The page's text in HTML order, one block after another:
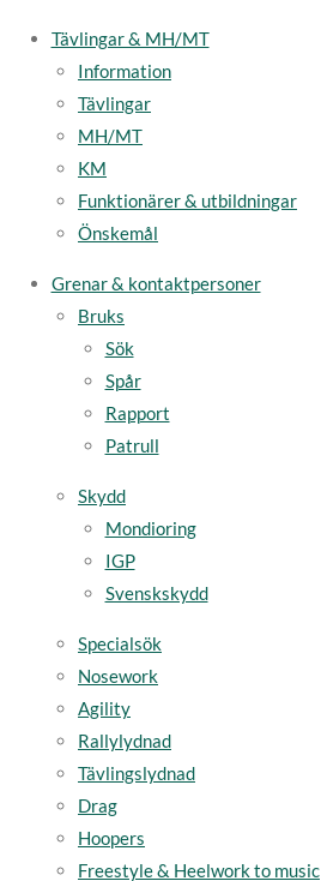
Tävlingar & MH/MT
Information
Tävlingar
MH/MT
KM
Funktionärer & utbildningar
Önskemål
Grenar & kontaktpersoner
Bruks
Sök
Spår
Rapport
Patrull
Skydd
Mondioring
IGP
Svenskskydd
Specialsök
Nosework
Agility
Rallylydnad
Tävlingslydnad
Drag
Hoopers
Freestyle & Heelwork to music